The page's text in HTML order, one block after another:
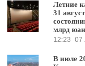
Летние
31
млрд
12:23 07
В июле